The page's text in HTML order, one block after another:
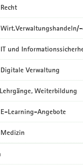
und
Verwaltung
Weiterbildung
Learning-Angebote